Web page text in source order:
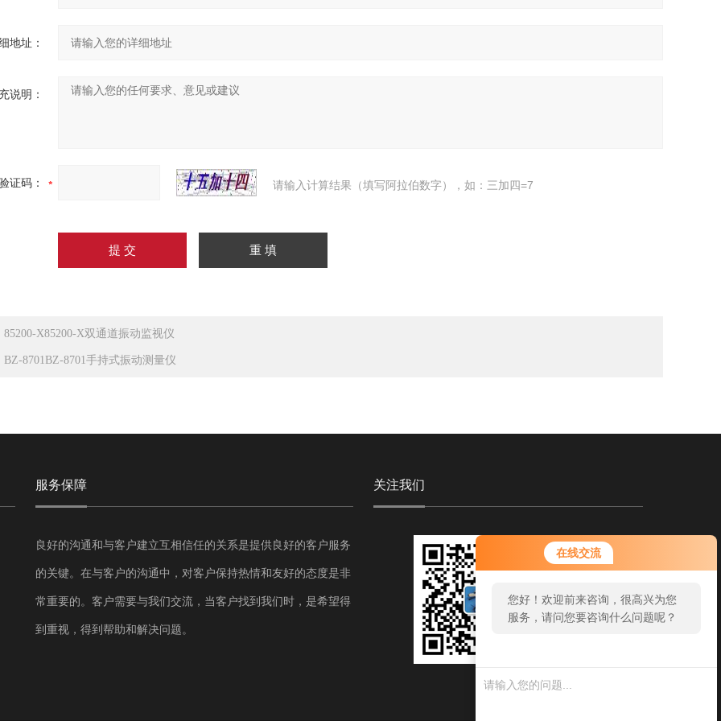
在线交流
您好！欢迎前来咨询，很高兴为您
服务，请问您要咨询什么问题呢？
地址：
说明：
证码： 请输入计算结果（填写阿拉伯数字），如：三加四=7
85200-X85200-X双通道振动监视仪
BZ-8701BZ-8701手持式振动测量仪
服务保障
良好的沟通和与客户建立互相信任的关系是提供良好的客户服务
的关键。在与客户的沟通中，对客户保持热情和友好的态度是非
常重要的。客户需要与我们交流，当客户找到我们时，是希望得
到重视，得到帮助和解决问题。
关注我们